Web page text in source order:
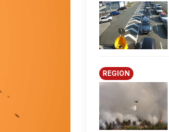
REGION